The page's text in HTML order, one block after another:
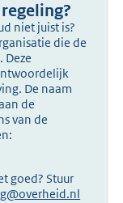
niet juist is?
die de
Deze
De naam
de
van de
goed? Stuur